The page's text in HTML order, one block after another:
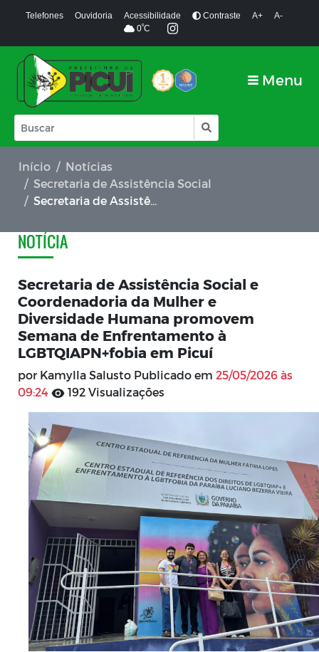
Telefones Ouvidoria Acessibilidade Contraste A+
A-
0ºC
Menu
Início
Notícias
Secretaria de Assistência Social
Secretaria de Assistência Social e Coordenadoria da Mulher e Diversidade Humana promovem Semana de Enfrentamento à LGBTQIAPN+fobia em Picuí
NOTÍCIA
Secretaria de Assistência Social e
Coordenadoria da Mulher e
Diversidade Humana promovem
Semana de Enfrentamento à
LGBTQIAPN+fobia em Picuí
por Kamylla Salusto Publicado em 25/05/2026 às
09:24
192 Visualizações